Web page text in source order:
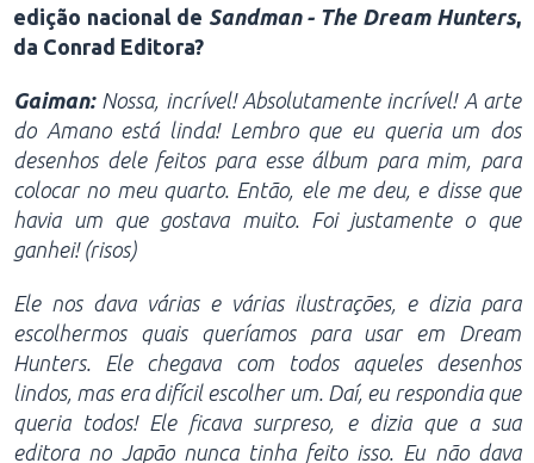
edição nacional de Sandman - The Dream Hunters,
da Conrad Editora?
Gaiman:Nossa, incrível! Absolutamente incrível! A arte
do Amano está linda! Lembro que eu queria um dos
desenhos dele feitos para esse álbum para mim, para
colocar no meu quarto. Então, ele me deu, e disse que
havia um que gostava muito. Foi justamente o que
ganhei! (risos)
Ele nos dava várias e várias ilustrações, e dizia para
escolhermos quais queríamos para usar em Dream
Hunters. Ele chegava com todos aqueles desenhos
lindos, mas era difícil escolher um. Daí, eu respondia que
queria todos! Ele ficava surpreso, e dizia que a sua
editora no Japão nunca tinha feito isso. Eu não dava